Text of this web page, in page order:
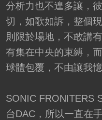
分析力也不遑多讓，
切，如歌如訴，整個
則限於場地，不敢講
有集在中央的束縛，
球體包覆，不由讓我
SONIC FRONITERS
台DAC，所以一直在